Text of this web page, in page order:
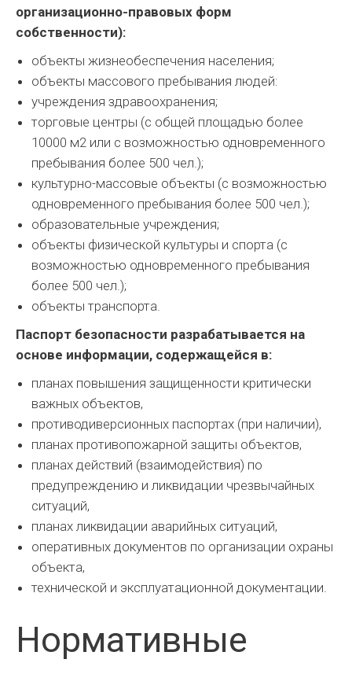
организационно-правовых форм
собственности):
объекты жизнеобеспечения населения;
объекты массового пребывания людей:
учреждения здравоохранения;
торговые центры (с общей площадью более
10000 м2 или с возможностью одновременного
пребывания более 500 чел.);
культурно-массовые объекты (с возможностью
одновременного пребывания более 500 чел.);
образовательные учреждения;
объекты физической культуры и спорта (с
возможностью одновременного пребывания
более 500 чел.);
объекты транспорта.
Паспорт безопасности разрабатывается на
основе информации, содержащейся в:
планах повышения защищенности критически
важных объектов,
противодиверсионных паспортах (при наличии),
планах противопожарной защиты объектов,
планах действий (взаимодействия) по
предупреждению и ликвидации чрезвычайных
ситуаций,
планах ликвидации аварийных ситуаций,
оперативных документов по организации охраны
объекта,
технической и эксплуатационной документации.
Нормативные